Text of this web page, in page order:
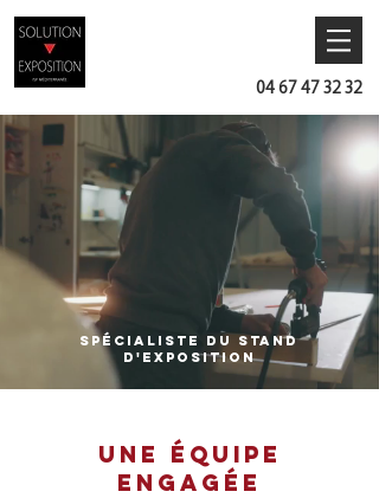
04 67 47 32 32
Spécialiste du stand
d'exposition
UNE ÉQUIPE
ENGAGÉE